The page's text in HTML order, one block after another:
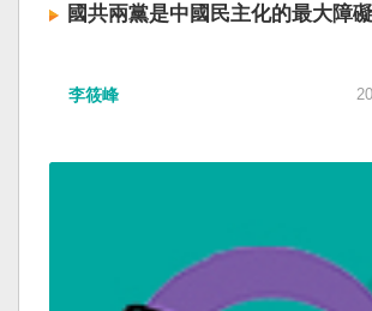
國共兩黨是中國民主化的最大障礙
李筱峰